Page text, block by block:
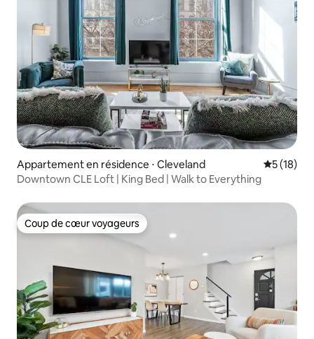
Appartement en résidence ⋅ Cleveland
5 (18)
Downtown CLE Loft | King Bed | Walk to Everything
Coup de cœur voyageurs
Coup de cœur voyageurs